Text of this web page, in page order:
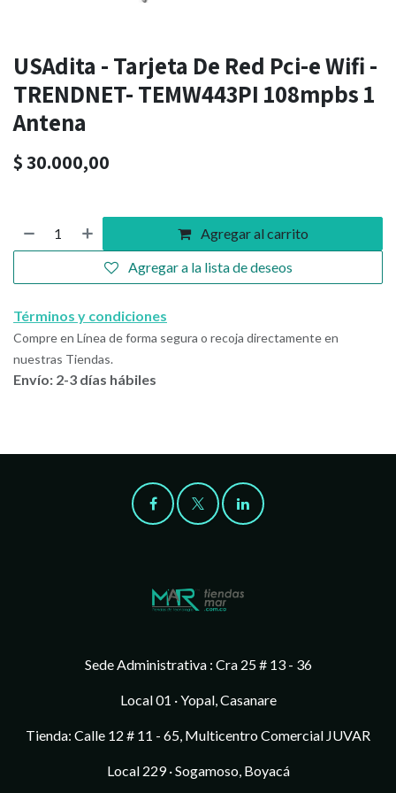
USAdita - Tarjeta De Red Pci-e Wifi -
TRENDNET- TEMW443PI 108mpbs 1
Antena
$30.000,00
Agregar al carrito
Agregar a la lista de deseos
Términos y condiciones
Compre en Línea de forma segura o recoja directamente en
nuestras Tiendas.
Envío: 2-3 días hábiles
Sede Administrativa : Cra 25 # 13 - 36
Local 01 · Yopal, Casanare
Tienda: Calle 12 # 11 - 65, Multicentro Comercial JUVAR
Local 229 · Sogamoso, Boyacá